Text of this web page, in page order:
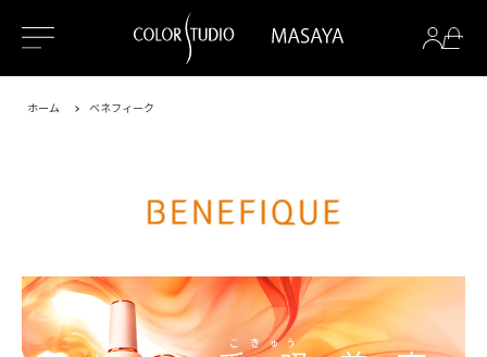
ホーム ベネフィーク